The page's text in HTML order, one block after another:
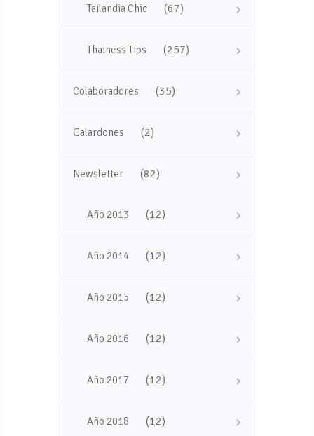
Tailandia Chic (67)
Thainess Tips (257)
Colaboradores (35)
Galardones (2)
Newsletter (82)
Año 2013 (12)
Año 2014 (12)
Año 2015 (12)
Año 2016 (12)
Año 2017 (12)
Año 2018 (12)